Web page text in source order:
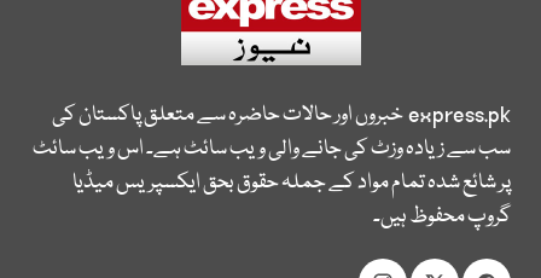
express.pkخبروں اور حالات حاضرہ سے متعلق پاکستان کی
سب سے زیادہ وزٹ کی جانے والی ویب سائٹ ہے۔ اس ویب سائٹ
پر شائع شدہ تمام مواد کے جملہ حقوق بحق ایکسپریس میڈیا
گروپ محفوظ ہیں۔